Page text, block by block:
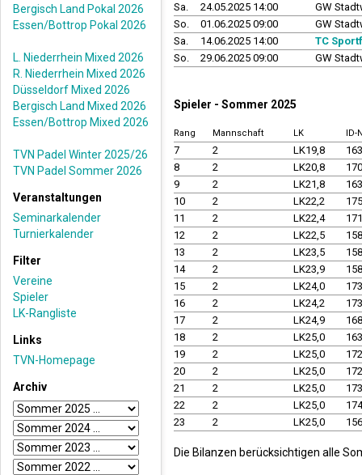
Bergisch Land Pokal 2026
Essen/Bottrop Pokal 2026
L. Niederrhein Mixed 2026
R. Niederrhein Mixed 2026
Düsseldorf Mixed 2026
Bergisch Land Mixed 2026
Essen/Bottrop Mixed 2026
TVN Padel Winter 2025/26
TVN Padel Sommer 2026
Veranstaltungen
Seminarkalender
Turnierkalender
Filter
Vereine
Spieler
LK-Rangliste
Links
TVN-Homepage
Archiv
Sa.
24.05.2025 14:00
GW
So.
01.06.2025 09:00
GW
Sa.
14.06.2025 14:00
TC
So.
29.06.2025 09:00 GW
Spieler - Sommer 2025
Rang Mannschaft LK ID-
7 2 LK19,8
8
2 LK20,8
9
2 LK21,8
10
2 LK22,2
11
2 LK22,4
12
2 LK22,5
13
2 LK23,5
14
2 LK23,9
15
2 LK24,0
16
2 LK24,2
17
2 LK24,9
18
2 LK25,0
19
2 LK25,0
20
2 LK25,0
21
2 LK25,0
22
2 LK25,0
23
2 LK25,0
Die Bilanzen berücksichtigen alle